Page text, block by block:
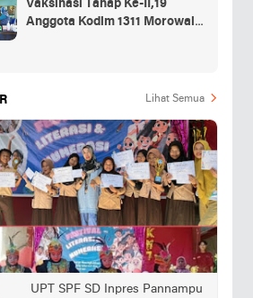
Kostrad
Vaksinasi Tahap Ke-II,19
Anggota Kodim 1311 Morowali
Lihat Semua
UPT SPF SD Inpres Pannampu